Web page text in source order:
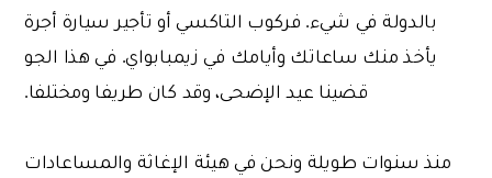
بالدولة في شيء. فركوب التاكسي أو تأجير سيارة أجرة
يأخذ منك ساعاتك وأيامك في زيمبابواي. في هذا الجو
قضينا عيد الإضحى، وقد كان طريفا ومختلفا.
منذ سنوات طويلة ونحن في هيئة الإغاثة والمساعادات